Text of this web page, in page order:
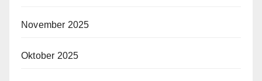
November 2025
Oktober 2025